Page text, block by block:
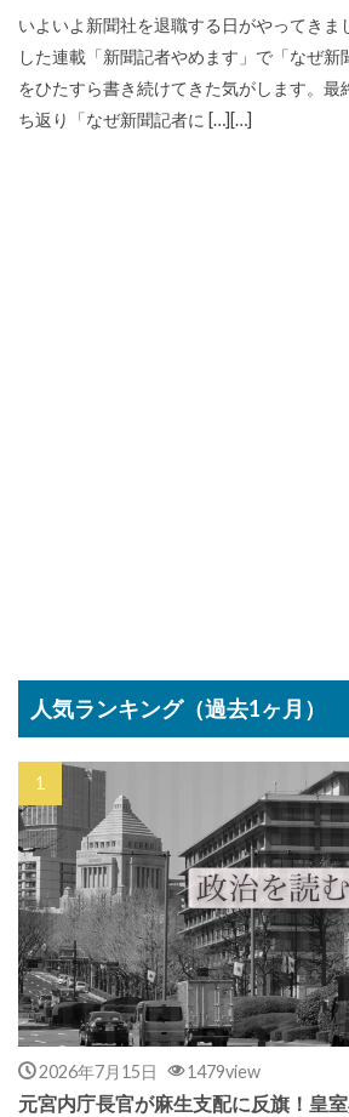
いよいよ新聞社を退職する日がやってきま
した連載「新聞記者やめます」で「なぜ新
をひたすら書き続けてきた気がします。最
ち返り「なぜ新聞記者に […][…]
人気ランキング（過去1ヶ月）
2026年7月15日 1479view
元宮内庁長官が麻生支配に反旗！皇